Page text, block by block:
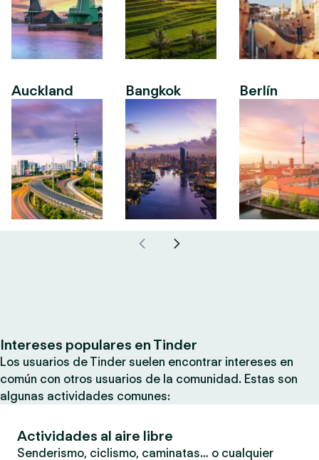
Auckland Bangkok Berlín
Intereses populares en Tinder
Los usuarios de Tinder suelen encontrar intereses en
común con otros usuarios de la comunidad. Estas son
algunas actividades comunes:
Actividades al aire libre
Senderismo, ciclismo, caminatas… o cualquier